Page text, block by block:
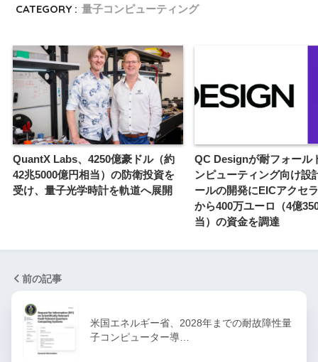
CATEGORY : 量子コンピューティング
QuantX Labs、4250億豪ドル（約
42兆5000億円相当）の防衛投資を
受け、量子光学時計を軌道へ展開
QC Designが耐フォール
ンピューティング向け設
ールの開発にEICアクセ
から400万ユーロ（4億
当）の資金を調達
前の記事
米国エネルギー省、2028年までの耐故障性量
子コンピューター導…